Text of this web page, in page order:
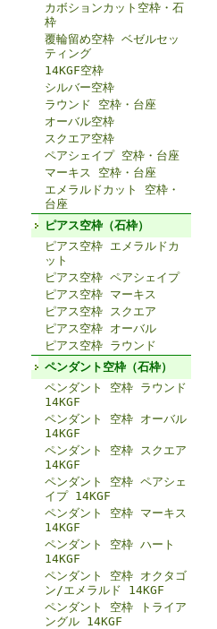
カボションカット空枠・石
枠
覆輪留め空枠 ベゼルセッ
ティング
14KGF空枠
シルバー空枠
ラウンド 空枠・台座
オーバル空枠
スクエア空枠
ペアシェイプ 空枠・台座
マーキス 空枠・台座
エメラルドカット 空枠・
台座
ピアス空枠（石枠）
ピアス空枠 エメラルドカ
ット
ピアス空枠 ペアシェイプ
ピアス空枠 マーキス
ピアス空枠 スクエア
ピアス空枠 オーバル
ピアス空枠 ラウンド
ペンダント空枠（石枠）
ペンダント 空枠 ラウンド
14KGF
ペンダント 空枠 オーバル
14KGF
ペンダント 空枠 スクエア
14KGF
ペンダント 空枠 ペアシェ
イプ 14KGF
ペンダント 空枠 マーキス
14KGF
ペンダント 空枠 ハート
14KGF
ペンダント 空枠 オクタゴ
ン/エメラルド 14KGF
ペンダント 空枠 トライア
ングル 14KGF